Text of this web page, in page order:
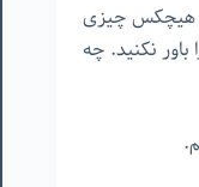
هیچکس چیزی
باور نکنید. چه